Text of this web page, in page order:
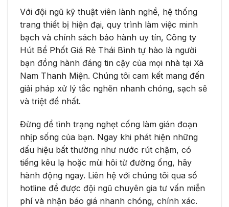
Với đội ngũ kỹ thuật viên lành nghề, hệ thống
trang thiết bị hiện đại, quy trình làm việc minh
bạch và chính sách bảo hành uy tín, Công ty
Hút Bể Phốt Giá Rẻ Thái Bình tự hào là người
bạn đồng hành đáng tin cậy của mọi nhà tại Xã
Nam Thanh Miện. Chúng tôi cam kết mang đến
giải pháp xử lý tắc nghẽn nhanh chóng, sạch sẽ
và triệt để nhất.
Đừng để tình trạng nghẹt cống làm gián đoạn
nhịp sống của bạn. Ngay khi phát hiện những
dấu hiệu bất thường như nước rút chậm, có
tiếng kêu lạ hoặc mùi hôi từ đường ống, hãy
hành động ngay. Liên hệ với chúng tôi qua số
hotline để được đội ngũ chuyên gia tư vấn miễn
phí và nhận báo giá nhanh chóng, chính xác.